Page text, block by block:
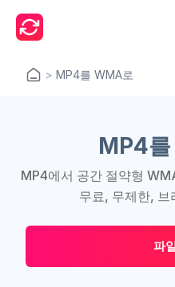
> MP4를 WMA로
MP4
MP4에서 공간 절약형
무료, 무제한, 브
파